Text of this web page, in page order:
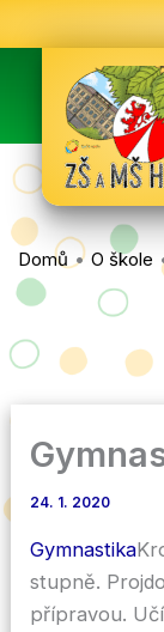
na
Domů • O škole
24. 1. 2020
Gymnastika
stupně.
přípravou.